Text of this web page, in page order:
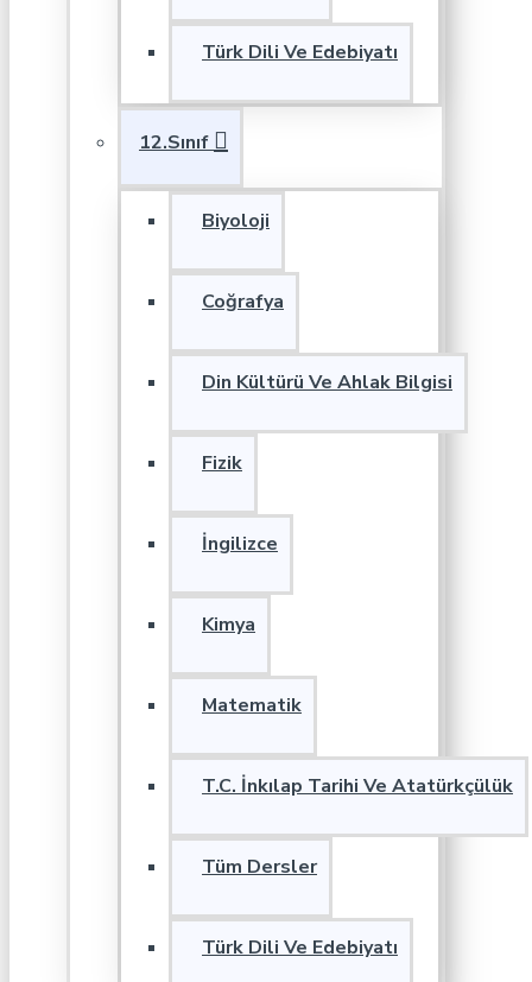
Türk Dili Ve Edebiyatı
12.Sınıf
Biyoloji
Coğrafya
Din Kültürü Ve Ahlak Bilgisi
Fizik
İngilizce
Kimya
Matematik
T.C. İnkılap Tarihi Ve Atatürkçülük
Tüm Dersler
Türk Dili Ve Edebiyatı